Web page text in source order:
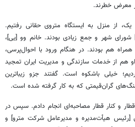
معرض خطرند.
از منزل به ایستگاه متروی حقانی رفتیم.
شهر و جمع زیادی بودند. خانم وو [یی]،
هم بودند. در هنگام ورود با احوال‌پرسی،
هم از خدمات سازندگی و مدیریت ایران تمجید
خیلی باشکوه است. گفتند جزو زیباترین
گران‌قیمتی که به کار گرفته شده است.
قطار و کنار قطار مصاحبه‌ای انجام دادم. سپس در
هیأت‌مدیره و مدیرعامل شرکت مترو] و